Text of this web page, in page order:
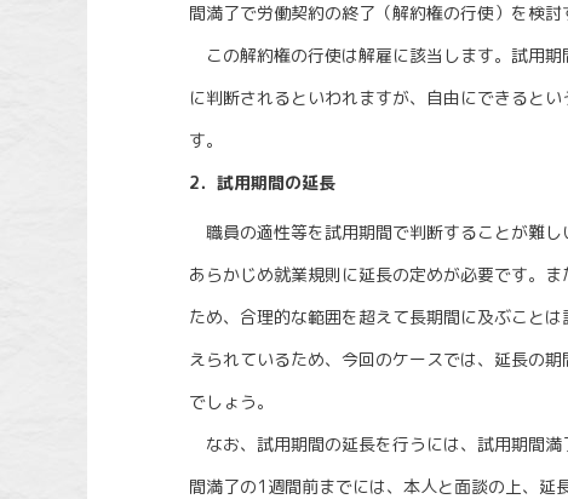
間満了で労働契約の終了（解約権の行使）を検討
この解約権の行使は解雇に該当します。試用
に判断されるといわれますが、自由にできると
す。
2．試用期間の延長
職員の適性等を試用期間で判断することが難し
あらかじめ就業規則に延長の定めが必要です。
ため、合理的な範囲を超えて長期間に及ぶこと
えられているため、今回のケースでは、延長の
でしょう。
なお、試用期間の延長を行うには、試用期間
間満了の1週間前までには、本人と面談の上、延